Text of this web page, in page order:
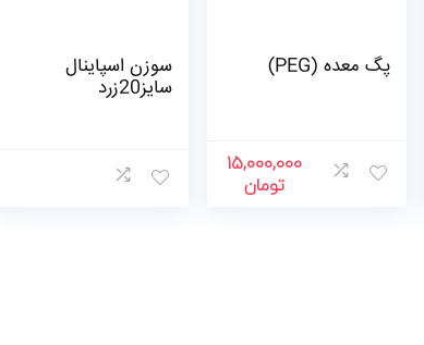
پگ معده (PEG)
15,000,000
تومان
سوزن اسپاینال
سایز20زرد